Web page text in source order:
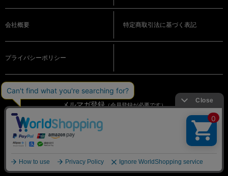
会社概要 特定商取引法に基づく表記
プライバシーポリシー
メルマガ登録（会員登録が必要です）
OFFICIAL SNS